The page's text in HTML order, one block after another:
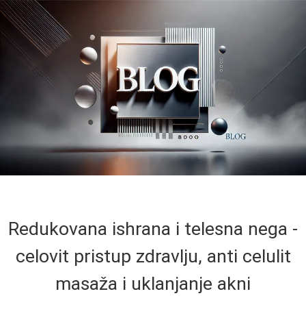
Redukovana ishrana i telesna nega -
celovit pristup zdravlju, anti celulit
masaža i uklanjanje akni